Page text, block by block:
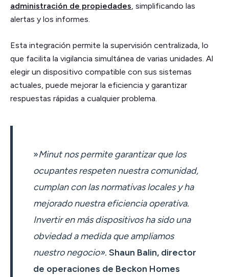
administración de propiedades, simplificando las
alertas y los informes.
Esta integración permite la supervisión centralizada, lo
que facilita la vigilancia simultánea de varias unidades. Al
elegir un dispositivo compatible con sus sistemas
actuales, puede mejorar la eficiencia y garantizar
respuestas rápidas a cualquier problema.
»Minut nos permite garantizar que los
ocupantes respeten nuestra comunidad,
cumplan con las normativas locales y ha
mejorado nuestra eficiencia operativa.
Invertir en más dispositivos ha sido una
obviedad a medida que ampliamos
nuestro negocio». Shaun Balin, director
de operaciones de Beckon Homes